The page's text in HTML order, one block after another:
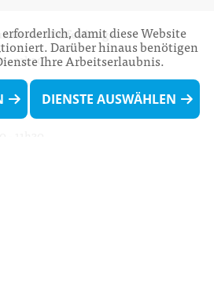
de Walferdangedamit diese Website
Darüber hinaus benötigen
Ihre Arbeitserlaubnis.
DIENSTE AUSWÄHLEN